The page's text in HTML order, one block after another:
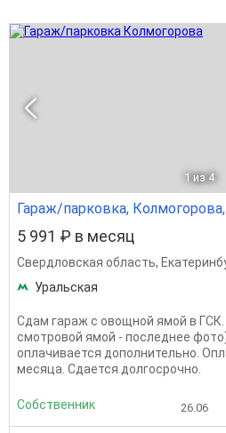
1 из 4
Гараж/парковка,
5 991 ₽ в месяц
Свердловская область,
Уральская
Сдам гараж с овощной ямой в ГСК.
смотровой ямой - последнее
оплачивается дополнительно.
месяца. Сдается долгосрочно.
Собственник 26.06